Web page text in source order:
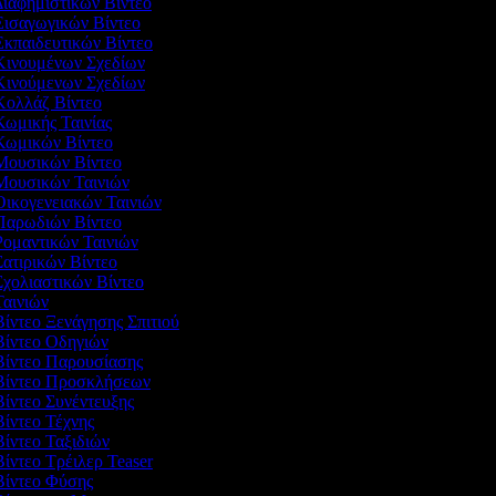
Βίντεο
Βίντεο
Σχεδίων
Σχεδίων
Βίντεο
Ταινίας
Βίντεο
Βίντεο
Ταινιών
Ταινιών
Βίντεο
Ταινιών
Βίντεο
Βίντεο
Ξενάγησης Σπιτιού
Οδηγιών
Παρουσίασης
Προσκλήσεων
Συνέντευξης
Τέχνης
Ταξιδιών
Τρέιλερ Teaser
Φύσης